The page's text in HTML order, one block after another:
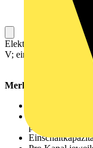
Elektronischer
V; einstellbar 2 … 10
Merkmale:
Nennstrom 2 …
plombierbare